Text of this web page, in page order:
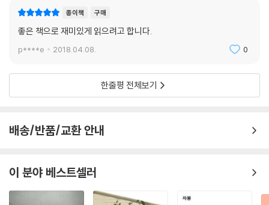
최인호 작가는 어느 산문에서 다음과 같이 말한바 있다. “물은 우리의 혈관
속에서도 흘러내린다. 그것을 우리는 피라고 부른다. 그 붉은 피에 의해서
리는 눈물이라 부른다. 그 눈물에 의해서 영혼은 정화된다”고. 그리고 나아
독자들의 눈에 흐르는 한 방울의 물이 되어 우리의 영혼을 정화시켜줄 수
작품 속으로
첫번째 이야기 「이 지상에서 가장 큰 집」의 주인공은 일평생에 걸쳐 자신의
종이책 구매
좋은 책으로 재미있게 읽으려고 합니다.
p****e 2018.04.08. 0
한줄평 전체보기
배송/반품/교환 안내
이 분야 베스트셀러